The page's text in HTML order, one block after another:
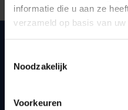
informatie die u aan ze
verzameld op basis van
Noodzakelijk
Voorkeuren
Snel naar